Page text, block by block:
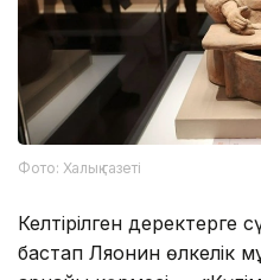
Фото: Халық газеті
Келтірілген деректерге
бастап Ляонин өлкелік